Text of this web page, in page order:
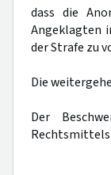
dass die
Angeklagten
der Strafe zu
Die
Der